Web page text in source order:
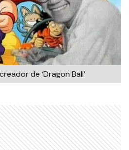
de ‘Dragon Ball’